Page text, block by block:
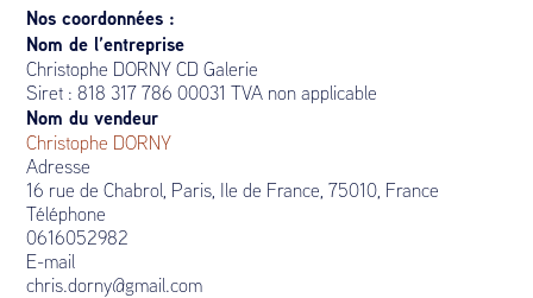
Nos coordonnées :
Nom de l’entreprise
Christophe DORNY CD Galerie
Siret : 818 317 786 00031 TVA non applicable
Nom du vendeur
Christophe DORNY
Adresse
16 rue de Chabrol, Paris, Ile de France, 75010, France
Téléphone
0616052982
E-mail
chris.dorny@gmail.com